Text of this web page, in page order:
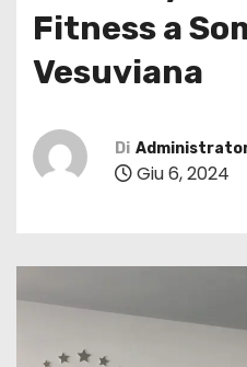
Fitness a
Vesuviana
Di
Giu 6, 2024